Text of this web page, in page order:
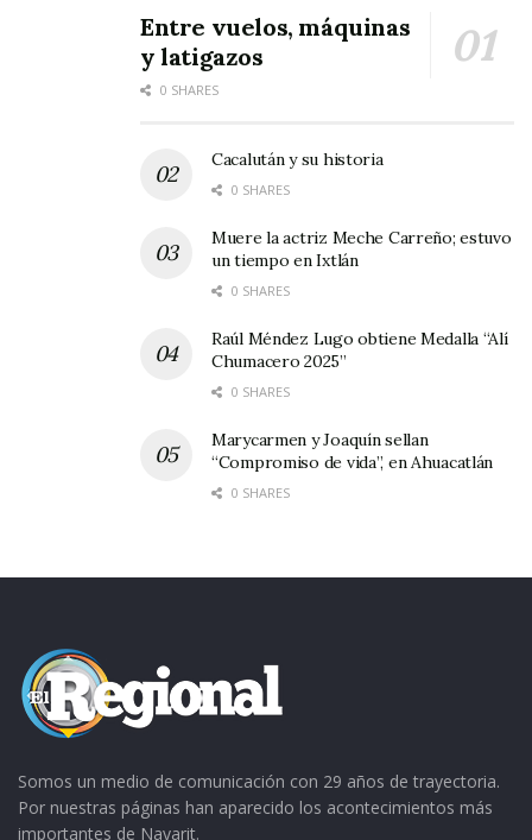
Entre vuelos, máquinas
y latigazos
0 SHARES
Cacalután y su historia
0 SHARES
Muere la actriz Meche Carreño; estuvo
un tiempo en Ixtlán
0 SHARES
Raúl Méndez Lugo obtiene Medalla “Alí
Chumacero 2025”
0 SHARES
Marycarmen y Joaquín sellan
“Compromiso de vida”, en Ahuacatlán
0 SHARES
Somos un medio de comunicación con 29 años de trayectoria.
Por nuestras páginas han aparecido los acontecimientos más
importantes de Nayarit.